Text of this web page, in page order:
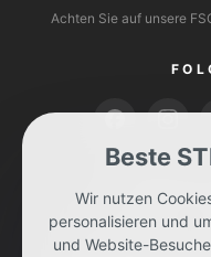
Achten Sie auf unsere
Beste
Wir nutzen
personalisieren und
und Website-